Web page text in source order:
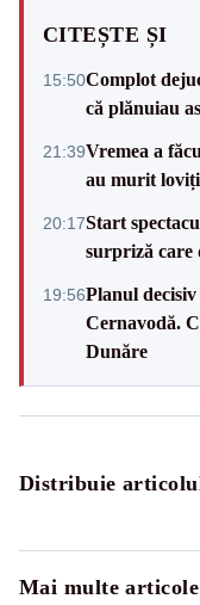
CITEȘTE ȘI
15:50Complot
că plănuiau
21:39Vremea a
au murit
20:17Start
surpriză care
19:56Planul
Cernavodă.
Dunăre
Distribuie
Mai multe articole